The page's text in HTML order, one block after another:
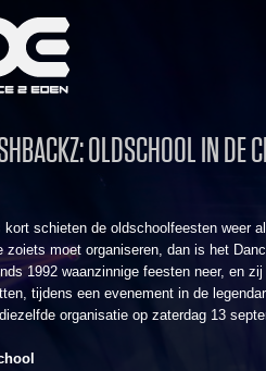
OLDSCHOOL IN DE
kort schieten de oldschoolfeesten weer
zoiets moet organiseren, dan is het
1992 waanzinnige feesten neer, en
tijdens een evenement in de
organisatie op zaterdag 13